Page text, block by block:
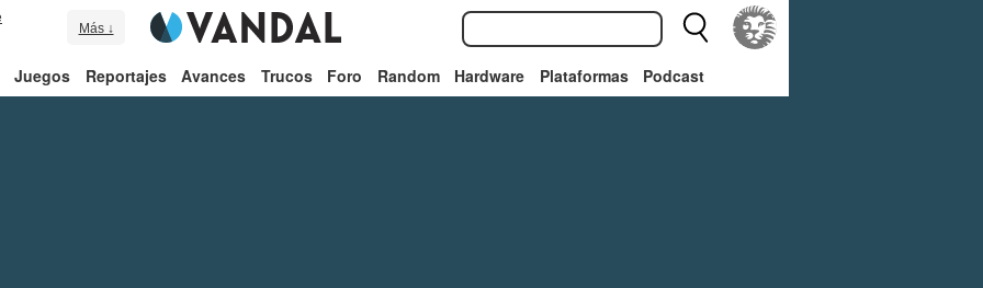
Más ↓
Juegos Reportajes Avances Trucos Foro Random Hardware Plataformas Podcast